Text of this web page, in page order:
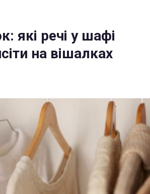
які речі у шафі
на вішалках